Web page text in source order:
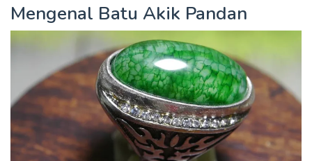
Mengenal Batu Akik Pandan